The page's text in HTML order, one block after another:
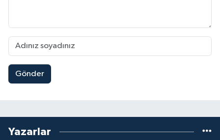
Gönder
Yazarlar